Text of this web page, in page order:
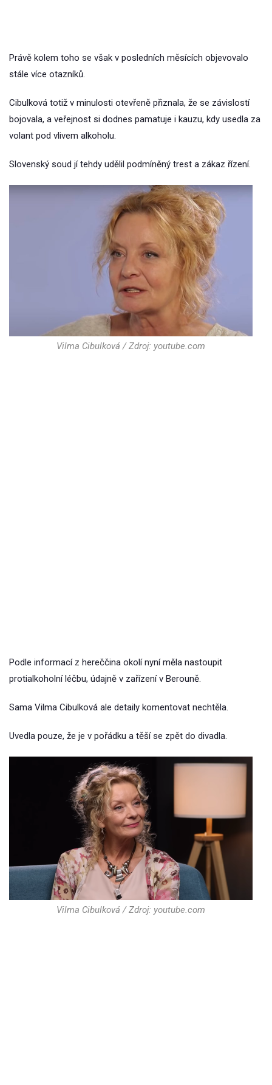
Právě kolem toho se však v posledních měsících objevovalo
stále více otazníků.
Cibulková totiž v minulosti otevřeně přiznala, že se závislostí
bojovala, a veřejnost si dodnes pamatuje i kauzu, kdy usedla za
volant pod vlivem alkoholu.
Slovenský soud jí tehdy udělil podmíněný trest a zákaz řízení.
Vilma Cibulková / Zdroj: youtube.com
Podle informací z hereččina okolí nyní měla nastoupit
protialkoholní léčbu, údajně v zařízení v Berouně.
Sama Vilma Cibulková ale detaily komentovat nechtěla.
Uvedla pouze, že je v pořádku a těší se zpět do divadla.
Vilma Cibulková / Zdroj: youtube.com